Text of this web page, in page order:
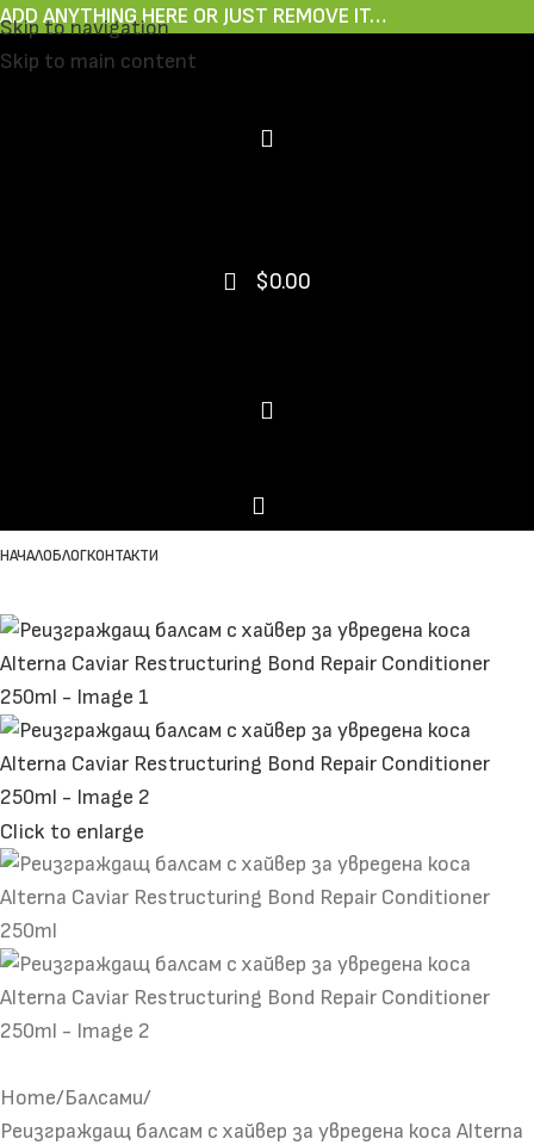
Skip to navigation
Skip to main content
ADD ANYTHING HERE OR JUST REMOVE IT…
$0.00
НАЧАЛОБЛОГКОНТАКТИ
Click to enlarge
Home Балсами
Реизграждащ балсам с хайвер за увредена коса Alterna